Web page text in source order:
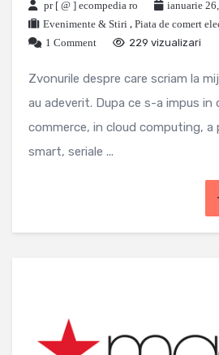
pr [ @ ] ecompedia ro
ianuarie
Evenimente & Stiri , Piata de comert
1 Comment
229 vizualizari
Zvonurile despre care scriam la
au adeverit. Dupa ce s-a impus in
commerce, in cloud computing, a
smart, seriale ...